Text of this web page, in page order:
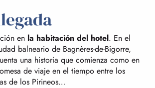
en la habitación del hotel. En el
balneario de Bagnères-de-Bigorre,
una historia que comienza como en
de viaje en el tiempo entre los
de los Pirineos…